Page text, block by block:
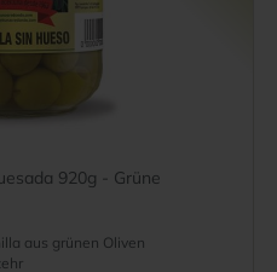
920g - Grüne
aus grünen Oliven